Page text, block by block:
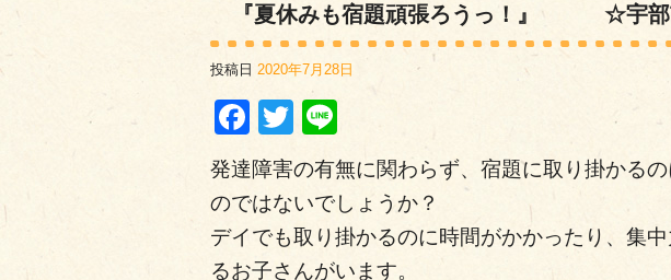
『夏休みも宿題頑張ろうっ！』 ☆宇
投稿日 2020年7月28日
Facebook
Twitter
発達障害の有無に関わらず、宿題に取り掛かる
のではないでしょうか？
デイでも取り掛かるのに時間がかかったり、集
るお子さんがいます。